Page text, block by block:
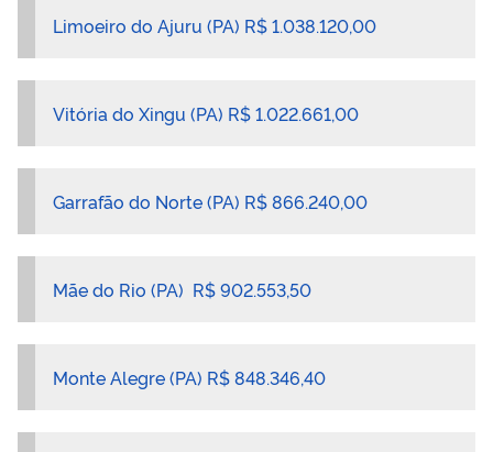
Limoeiro do Ajuru (PA) R$ 1.038.120,00
Vitória do Xingu (PA) R$ 1.022.661,00
Garrafão do Norte (PA) R$ 866.240,00
Mãe do Rio (PA) R$ 902.553,50
Monte Alegre (PA) R$ 848.346,40